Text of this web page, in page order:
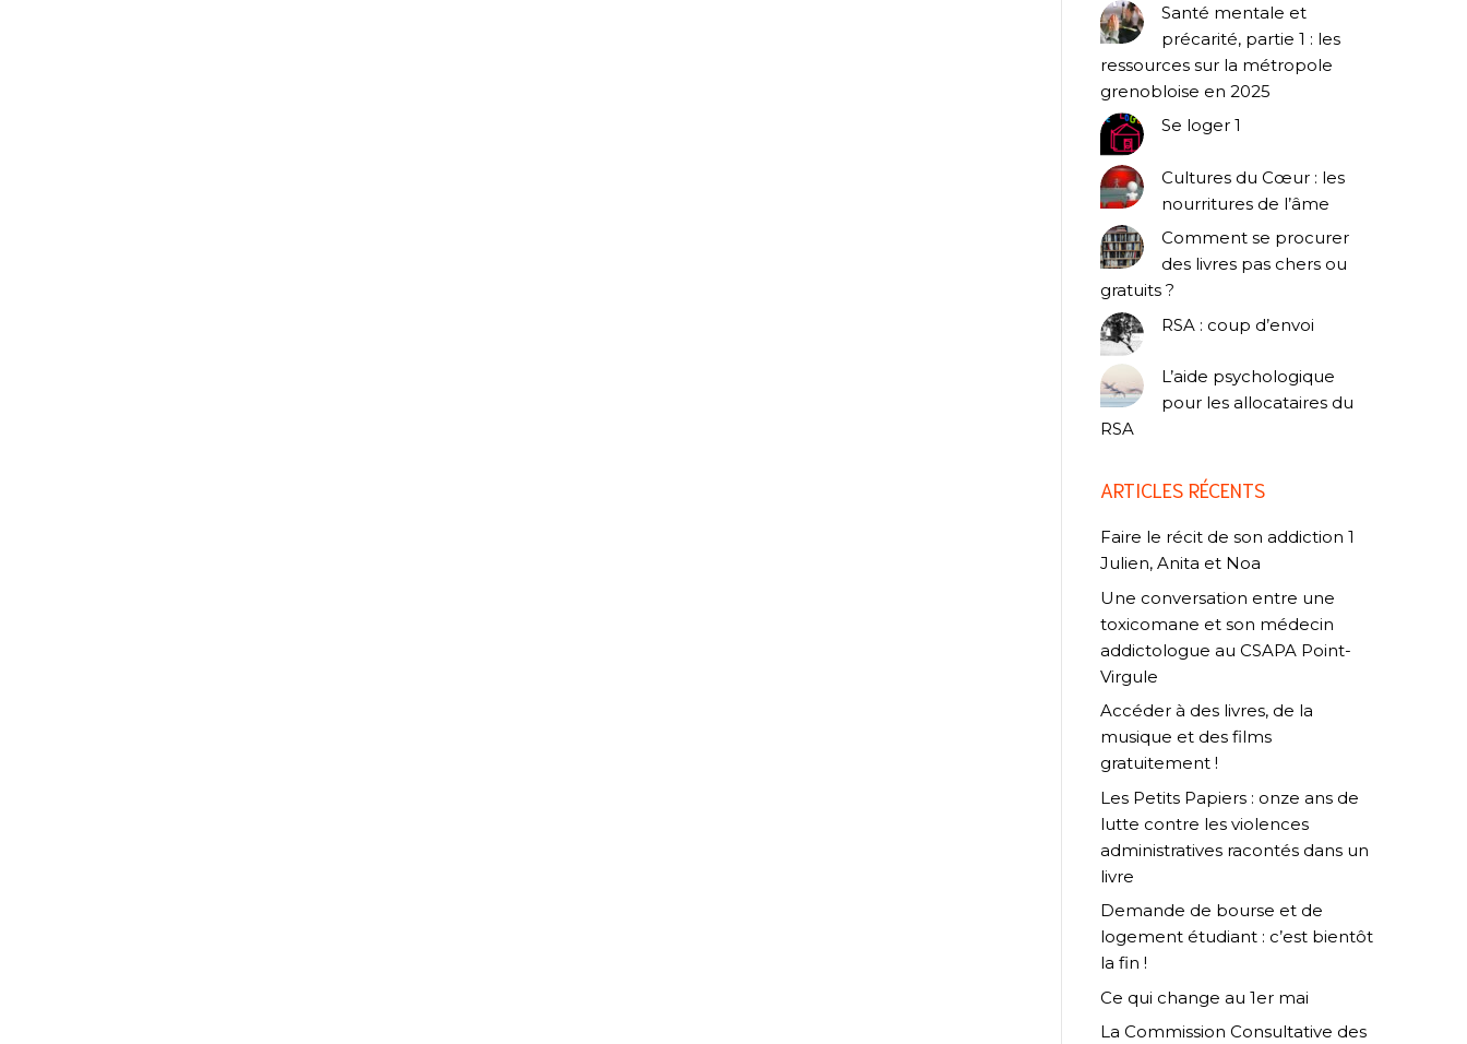
Santé mentale et
précarité, partie 1 : les
ressources sur la métropole
grenobloise en 2025
Se loger 1
Cultures du Cœur : les
nourritures de l’âme
Comment se procurer
des livres pas chers ou
gratuits ?
RSA : coup d’envoi
L’aide psychologique
pour les allocataires du
RSA
ARTICLES RÉCENTS
Faire le récit de son addiction 1
Julien, Anita et Noa
Une conversation entre une
toxicomane et son médecin
addictologue au CSAPA Point-
Virgule
Accéder à des livres, de la
musique et des films
gratuitement !
Les Petits Papiers : onze ans de
lutte contre les violences
administratives racontés dans un
livre
Demande de bourse et de
logement étudiant : c’est bientôt
la fin !
Ce qui change au 1er mai
La Commission Consultative des